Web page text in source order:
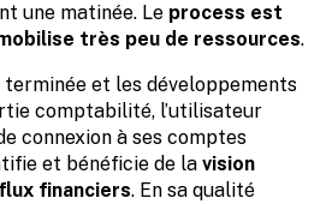
une matinée. Le process est
très peu de ressources.
terminée et les développements
comptabilité, l’utilisateur
connexion à ses comptes
et bénéficie de la vision
financiers. En sa qualité